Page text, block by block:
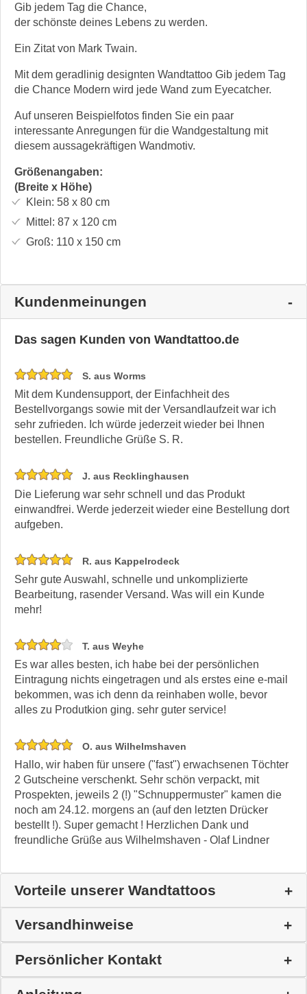
Gib jedem Tag die Chance,
der schönste deines Lebens zu werden.
Ein Zitat von Mark Twain.
Mit dem geradlinig designten Wandtattoo Gib jedem Tag
die Chance Modern wird jede Wand zum Eyecatcher.
Auf unseren Beispielfotos finden Sie ein paar
interessante Anregungen für die Wandgestaltung mit
diesem aussagekräftigen Wandmotiv.
Größenangaben:
(Breite x Höhe)
Klein: 58 x 80cm
Mittel: 87 x 120cm
Groß: 110 x 150cm
Kundenmeinungen
Das sagen Kunden von Wandtattoo.de
S. aus Worms
Mit dem Kundensupport, der Einfachheit des
Bestellvorgangs sowie mit der Versandlaufzeit war ich
sehr zufrieden. Ich würde jederzeit wieder bei Ihnen
bestellen. Freundliche Grüße S. R.
J. aus Recklinghausen
Die Lieferung war sehr schnell und das Produkt
einwandfrei. Werde jederzeit wieder eine Bestellung dort
aufgeben.
R. aus Kappelrodeck
Sehr gute Auswahl, schnelle und unkomplizierte
Bearbeitung, rasender Versand. Was will ein Kunde
mehr!
T. aus Weyhe
Es war alles besten, ich habe bei der persönlichen
Eintragung nichts eingetragen und als erstes eine e-mail
bekommen, was ich denn da reinhaben wolle, bevor
alles zu Produtkion ging. sehr guter service!
O. aus Wilhelmshaven
Hallo, wir haben für unsere ("fast") erwachsenen Töchter
2 Gutscheine verschenkt. Sehr schön verpackt, mit
Prospekten, jeweils 2 (!) "Schnuppermuster" kamen die
noch am 24.12. morgens an (auf den letzten Drücker
bestellt !). Super gemacht ! Herzlichen Dank und
freundliche Grüße aus Wilhelmshaven - Olaf Lindner
Vorteile unserer Wandtattoos
Versandhinweise
Persönlicher Kontakt